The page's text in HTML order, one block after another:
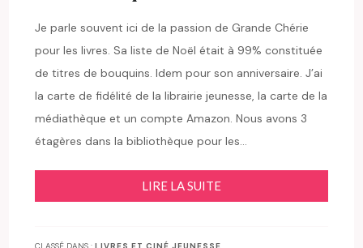
Je parle souvent ici de la passion de Grande Chérie
pour les livres. Sa liste de Noël était à 99% constituée
de titres de bouquins. Idem pour son anniversaire. J’ai
la carte de fidélité de la librairie jeunesse, la carte de la
médiathèque et un compte Amazon. Nous avons 3
étagères dans la bibliothèque pour les…
LIRE LA SUITE
CLASSÉ DANS :LIVRES ET CINÉ JEUNESSE